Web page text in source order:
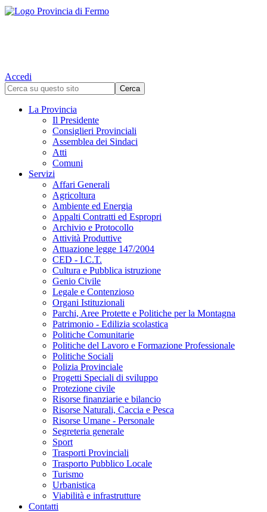
Accedi
La Provincia
Il Presidente
Consiglieri Provinciali
Assemblea dei Sindaci
Atti
Comuni
Servizi
Affari Generali
Agricoltura
Ambiente ed Energia
Appalti Contratti ed Espropri
Archivio e Protocollo
Attività Produttive
Attuazione legge 147/2004
CED - I.C.T.
Cultura e Pubblica istruzione
Genio Civile
Legale e Contenzioso
Organi Istituzionali
Parchi, Aree Protette e Politiche per la Montagna
Patrimonio - Edilizia scolastica
Politiche Comunitarie
Politiche del Lavoro e Formazione Professionale
Politiche Sociali
Polizia Provinciale
Progetti Speciali di sviluppo
Protezione civile
Risorse finanziarie e bilancio
Risorse Naturali, Caccia e Pesca
Risorse Umane - Personale
Segreteria generale
Sport
Trasporti Provinciali
Trasporto Pubblico Locale
Turismo
Urbanistica
Viabilità e infrastrutture
Contatti